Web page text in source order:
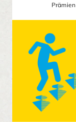
Prämien